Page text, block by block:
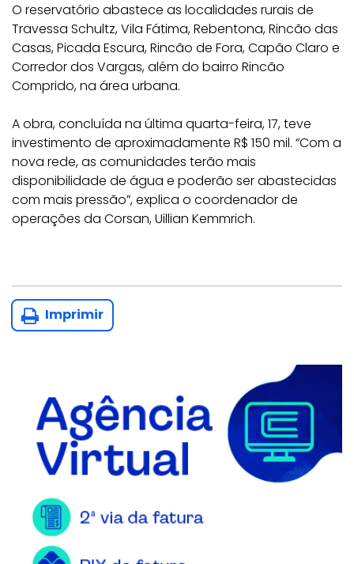
O reservatório abastece as localidades rurais de
Travessa Schultz, Vila Fátima, Rebentona, Rincão das
Casas, Picada Escura, Rincão de Fora, Capão Claro e
Corredor dos Vargas, além do bairro Rincão
Comprido, na área urbana.
A obra, concluída na última quarta-feira, 17, teve
investimento de aproximadamente R$ 150 mil. “Com a
nova rede, as comunidades terão mais
disponibilidade de água e poderão ser abastecidas
com mais pressão”, explica o coordenador de
operações da Corsan, Uillian Kemmrich.
Imprimir